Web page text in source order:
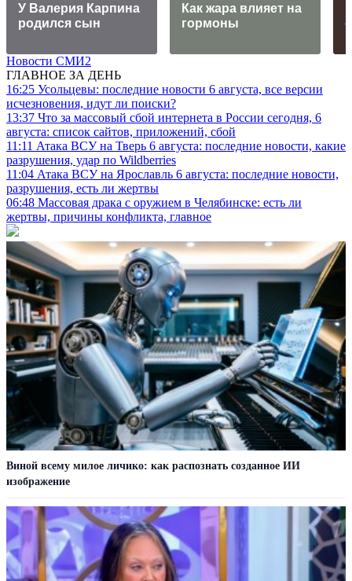
У Валерия Карпина
родился сын
Как жара влияет на
гормоны
Новости СМИ2
ГЛАВНОЕ ЗА ДЕНЬ
16:25 Усольцевы: последние новости 6 августа, все версии
исчезновения, идут ли поиски?
13:37 Что за массовый сбой интернета в России сегодня, 6
августа: список сайтов, приложений, сбой
11:11 Атака ВСУ на Тверь 6 августа: последние новости, какие
разрушения, удар по Wildberries
11:04 Атака ВСУ на Ярославль 6 августа: последние новости,
разрушения, есть ли жертвы
06:48 Массовая драка с оружием в Челябинске: есть ли
жертвы, причины конфликта, главное
Виной всему милое личико: как распознать созданное ИИ
изображение